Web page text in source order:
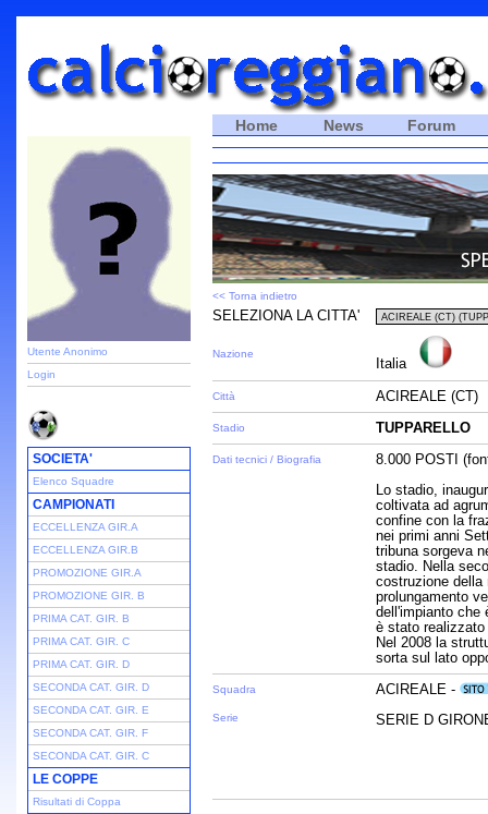
Utente Anonimo
Login
SOCIETA'
Elenco Squadre
CAMPIONATI
ECCELLENZA GIR.A
ECCELLENZA GIR.B
PROMOZIONE GIR.A
PROMOZIONE GIR. B
PRIMA CAT. GIR. B
PRIMA CAT. GIR. C
PRIMA CAT. GIR. D
SECONDA CAT. GIR. D
SECONDA CAT. GIR. E
SECONDA CAT. GIR. F
SECONDA CAT. GIR. C
LE COPPE
Risultati di Coppa
Home News Forum
<< Torna indietro
SELEZIONA LA CITTA'
Nazione
Italia
Città ACIREALE (CT)
Stadio TUPPARELLO
Dati tecnici / Biografia
8.000 POSTI
Lo stadio,
coltivata ad
confine con la
nei primi anni
tribuna sorgeva
stadio. Nella
costruzione della
prolungamento
dell'impianto che
è stato
Nel 2008 la
sorta sul lato
Squadra
Serie
ACIREALE -
SERIE D